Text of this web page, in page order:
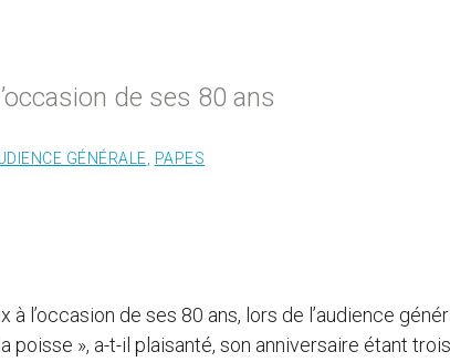
de ses 80 ans
GÉNÉRALE PAPES
l’occasion de ses 80 ans, lors de l’audience
», a-t-il plaisanté, son anniversaire étant